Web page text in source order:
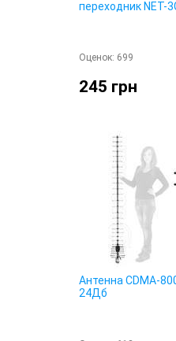
переходник NET-
Оценок: 699
245 грн
Антенна CDMA-
24Дб